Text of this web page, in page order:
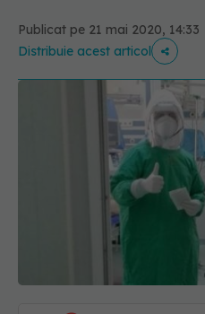
Publicat pe 21 mai 2020, 14:33
Distribuie acest articol